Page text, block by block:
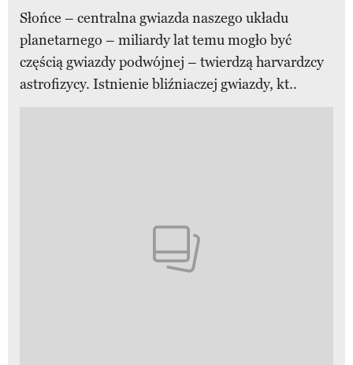
Słońce – centralna gwiazda naszego układu
planetarnego – miliardy lat temu mogło być
częścią gwiazdy podwójnej – twierdzą harvardzcy
astrofizycy. Istnienie bliźniaczej gwiazdy, kt..